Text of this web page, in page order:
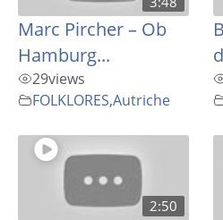
Marc Pircher – Ob
Hamburg...
29views
FOLKLORES,Autriche
2:50